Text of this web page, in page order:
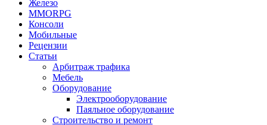
Железо
MMORPG
Консоли
Мобильные
Рецензии
Статьи
Арбитраж трафика
Мебель
Оборудование
Электрооборудование
Паяльное оборудование
Строительство и ремонт